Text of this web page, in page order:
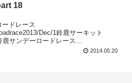
18
ドレース
Dec/1鈴鹿サーキット
サンデーロードレース
2014.05.20